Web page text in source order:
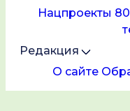
Нацпроекты
Редакция
О сайте